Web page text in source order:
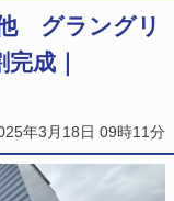
他 グラングリ
成｜
年3月18日 09時11分